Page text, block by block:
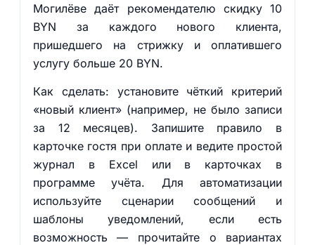
Могилёве даёт рекомендателю скидку 10
BYN за каждого нового клиента,
пришедшего на стрижку и оплатившего
услугу больше 20 BYN.
Как сделать: установите чёткий критерий
«новый клиент» (например, не было записи
за 12 месяцев). Запишите правило в
карточке гостя при оплате и ведите простой
журнал в Excel или в карточках в
программе учёта. Для автоматизации
используйте сценарии сообщений и
шаблоны уведомлений, если есть
возможность — прочитайте о вариантах